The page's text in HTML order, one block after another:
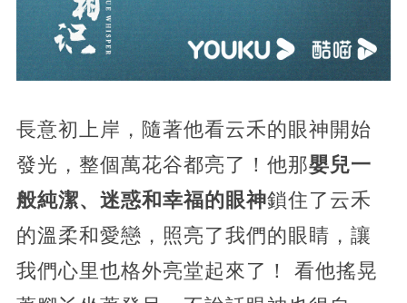
長意初上岸，隨著他看云禾的眼神開始
發光，整個萬花谷都亮了！他那嬰兒一
般純潔、迷惑和幸福的眼神鎖住了云禾
的溫柔和愛戀，照亮了我們的眼睛，讓
我們心里也格外亮堂起來了！ 看他搖晃